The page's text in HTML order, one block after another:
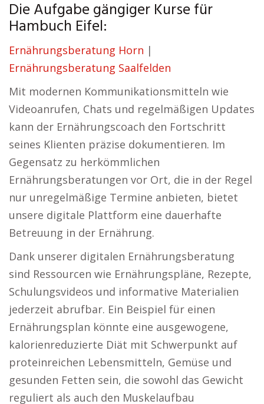
Die Aufgabe gängiger Kurse für
Hambuch Eifel:
Ernährungsberatung Horn |
Ernährungsberatung Saalfelden
Mit modernen Kommunikationsmitteln wie
Videoanrufen, Chats und regelmäßigen Updates
kann der Ernährungscoach den Fortschritt
seines Klienten präzise dokumentieren. Im
Gegensatz zu herkömmlichen
Ernährungsberatungen vor Ort, die in der Regel
nur unregelmäßige Termine anbieten, bietet
unsere digitale Plattform eine dauerhafte
Betreuung in der Ernährung.
Dank unserer digitalen Ernährungsberatung
sind Ressourcen wie Ernährungspläne, Rezepte,
Schulungsvideos und informative Materialien
jederzeit abrufbar. Ein Beispiel für einen
Ernährungsplan könnte eine ausgewogene,
kalorienreduzierte Diät mit Schwerpunkt auf
proteinreichen Lebensmitteln, Gemüse und
gesunden Fetten sein, die sowohl das Gewicht
reguliert als auch den Muskelaufbau